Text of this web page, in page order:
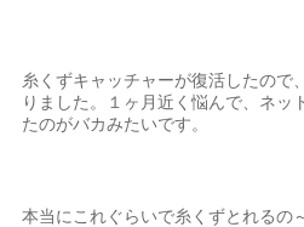
糸くずキャッチャーが復活したので
りました。１ヶ月近く悩んで、ネッ
たのがバカみたいです。
本当にこれぐらいで糸くずとれるの